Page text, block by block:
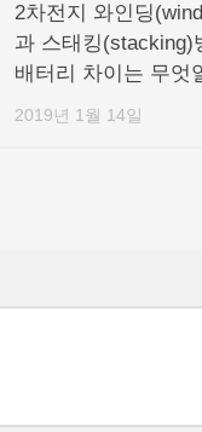
2차전지 와인딩
과 스태킹(stacking)
배터리 차이는 무엇
2019년 1월 14일